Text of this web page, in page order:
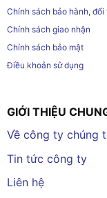
Chính sách bảo hành, đổi
Chính sách giao nhận
Chính sách bảo mật
Điều khoản sử dụng
GIỚI THIỆU
Về công ty chúng
Tin tức công ty
Liên hệ